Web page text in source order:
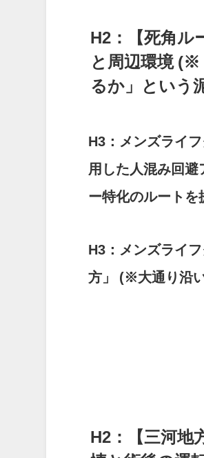
H2：【死角
と周辺環境 (※
るか」という
H3：メンズライ
用した人混み回避
ー特化のルートを
H3：メンズライ
方」 (※大通り沿
H2：【三河地